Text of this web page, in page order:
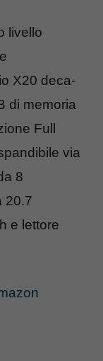
livello
X20 deca-
di memoria
Full
via
8
20.7
e lettore